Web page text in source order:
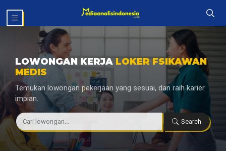
isi
MENU
LOWONGAN KERJA LOKER FSIKAWAN
MEDIS
Temukan lowongan pekerjaan yang sesuai, dan raih karier
impian.
Search